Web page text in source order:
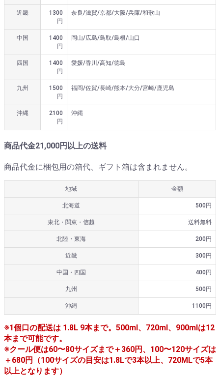
近畿
1300
円
奈良/滋賀/京都/大阪/兵庫/和歌山
中国
1400
円
岡山/広島/鳥取/島根/山口
四国
1400
円
愛媛/香川/高知/徳島
九州
1500
円
福岡/佐賀/長崎/熊本/大分/宮崎/鹿児島
沖縄
2100
円
沖縄
商品代金21,000円以上の送料
商品代金に梱包用の箱代、ギフト箱は含まれません。
地域 金額
北海道 500円
東北・関東・信越 送料無料
北陸・東海 200円
近畿 300円
中国・四国 400円
九州 500円
沖縄 1100円
※1個口の配送は 1.8L 9本まで。500ml、720ml、900mlは12
本まで可能です。
※クール便は60〜80サイズまで＋360円、100〜120サイズは
＋680円（100サイズの目安は1.8Lで3本以上、720MLで5本
以上となります）